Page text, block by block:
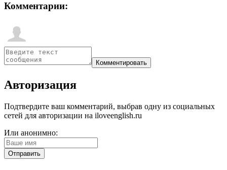
Комментарии:
Авторизация
Подтвердите ваш комментарий, выбрав одну из социальных
сетей для авторизации на iloveenglish.ru
Или анонимно: